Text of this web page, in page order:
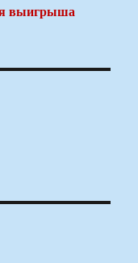
выигрыша